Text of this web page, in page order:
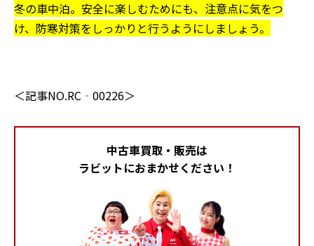
冬の車中泊。安全に楽しむためにも、注意点に気をつ
け、防寒対策をしっかりと行うようにしましょう。
＜記事NO.RC‐00226＞
中古車買取・販売は
ラビットにおまかせください！